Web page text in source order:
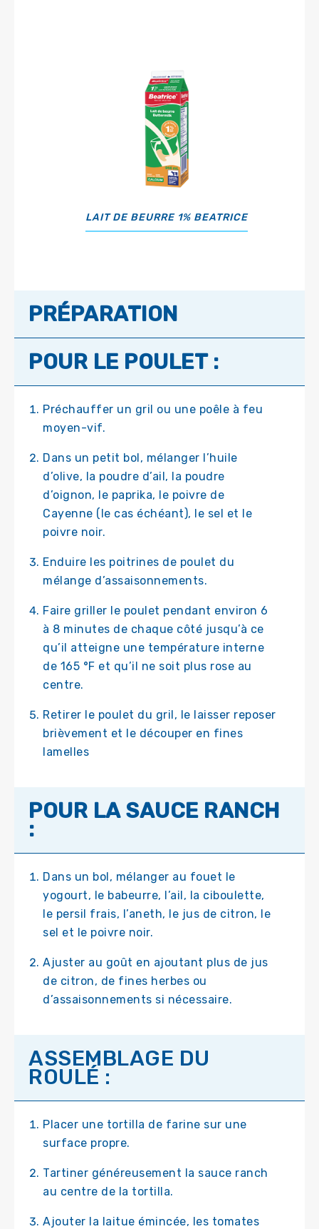
LAIT DE BEURRE 1% BEATRICE
PRÉPARATION
POUR LE POULET :
Préchauffer un gril ou une poêle à feu
moyen-vif.
Dans un petit bol, mélanger l’huile
d’olive, la poudre d’ail, la poudre
d’oignon, le paprika, le poivre de
Cayenne (le cas échéant), le sel et le
poivre noir.
Enduire les poitrines de poulet du
mélange d’assaisonnements.
Faire griller le poulet pendant environ 6
à 8 minutes de chaque côté jusqu’à ce
qu’il atteigne une température interne
de 165 °F et qu’il ne soit plus rose au
centre.
Retirer le poulet du gril, le laisser reposer
brièvement et le découper en fines
lamelles
POUR LA SAUCE RANCH
:
Dans un bol, mélanger au fouet le
yogourt, le babeurre, l’ail, la ciboulette,
le persil frais, l’aneth, le jus de citron, le
sel et le poivre noir.
Ajuster au goût en ajoutant plus de jus
de citron, de fines herbes ou
d’assaisonnements si nécessaire.
ASSEMBLAGE DU
ROULÉ :
Placer une tortilla de farine sur une
surface propre.
Tartiner généreusement la sauce ranch
au centre de la tortilla.
Ajouter la laitue émincée, les tomates